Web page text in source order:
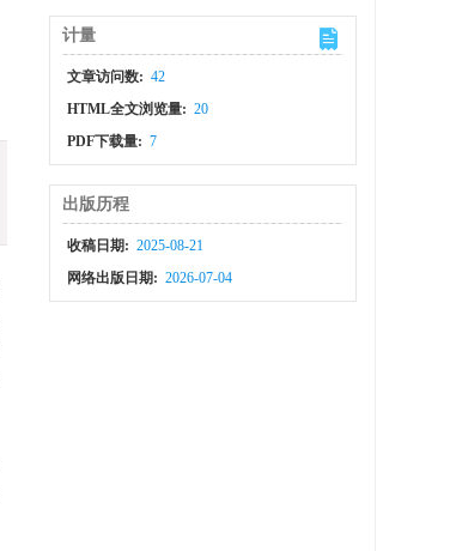
计量
文章访问数: 42
HTML全文浏览量: 20
PDF下载量: 7
出版历程
收稿日期: 2025-08-21
网络出版日期: 2026-07-04